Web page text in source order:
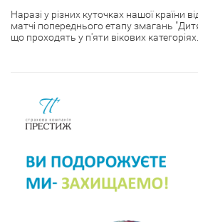
Наразі у різних куточках нашої країни
матчі попереднього етапу змагань
що проходять у п'яти вікових категоріях.